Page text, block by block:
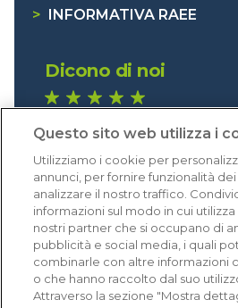
>
INFORMATIVA RAEE
Dicono di noi
Eccellente (4,8)
Acquisti verificati
Questo sito web utilizza i
Utilizziamo i cookie per
annunci, per fornire funzionalità
analizzare il nostro traffico.
informazioni sul modo in cui
nostri partner che si occupano di
pubblicità e social media, i quali
combinarle con altre informazioni
o che hanno raccolto dal suo
Attraverso la sezione "Mostra